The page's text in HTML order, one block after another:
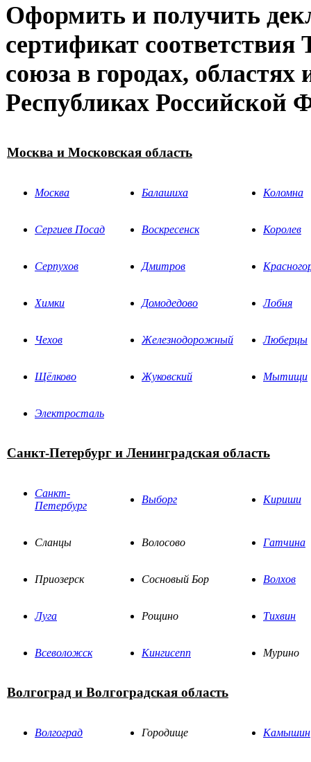
Оформить и получить
сертификат соответствия
союза в городах, областях
Республиках Российской
Москва и Московская область
Москва Балашиха Коломна
Сергиев Посад Воскресенск Королев
Серпухов Дмитров
Химки Домодедово Лобня
Чехов Железнодорожный Люберцы
Щёлково Жуковский Мытищи
Электросталь
Санкт-Петербург и Ленинградская область
Санкт-
Петербург
Выборг Кириши
Сланцы Волосово Гатчина
Приозерск Сосновый Бор Волхов
Луга Рощино Тихвин
Всеволожск Кингисепп Мурино
Волгоград и Волгоградская область
Волгоград Городище Камышин